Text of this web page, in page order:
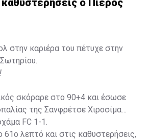
από το χρήστη David Beckham
ο Πιέρος
στην καριέρα του πέτυχε στην
σκόραρε στο 90+4 και έσωσε
της Σανφρέτσε Χιροσίμα
FC 1-1.
λεπτό και στις καθυστερήσεις,